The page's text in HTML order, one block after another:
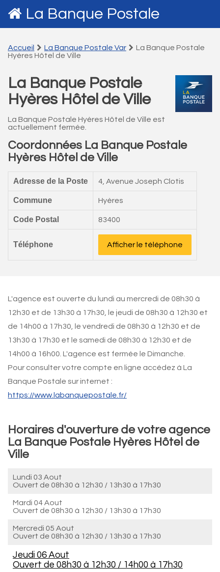
La Banque Postale
Accueil La Banque Postale Var
La Banque Postale
Hyères Hôtel de Ville
La Banque Postale
Hyères Hôtel de Ville
La Banque Postale Hyères Hôtel de Ville est
actuellement fermée.
Coordonnées La Banque Postale
Hyères Hôtel de Ville
Adresse de la Poste 4, Avenue Joseph Clotis
Commune Hyères
Code Postal 83400
Téléphone Afficher le téléphone
L'agence est ouverte du lundi au mercredi de 08h30 à
12h30 et de 13h30 à 17h30, le jeudi de 08h30 à 12h30 et
de 14h00 à 17h30, le vendredi de 08h30 à 12h30 et de
13h30 à 17h30 et le samedi de 08h30 à 12h30 et de
14h00 à 16h00. L'agence est fermée le Dimanche.
Pour consulter votre compte en ligne accédez à La
Banque Postale sur internet :
https://www.labanquepostale.fr/
Horaires d'ouverture de votre agence
La Banque Postale Hyères Hôtel de
Ville
Lundi 03 Aout
Ouvert de 08h30 à 12h30 / 13h30 à 17h30
Mardi 04 Aout
Ouvert de 08h30 à 12h30 / 13h30 à 17h30
Mercredi 05 Aout
Ouvert de 08h30 à 12h30 / 13h30 à 17h30
Jeudi 06 Aout
Ouvert de 08h30 à 12h30 / 14h00 à 17h30